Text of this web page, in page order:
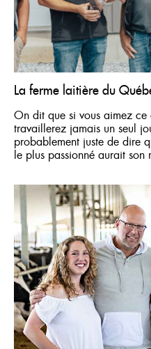
Où
Gestion du troupeau
Transition et vaches
Vaches en lactation
Veaux et génisses
La ferme laitière du
On dit que si vous aimez ce
travaillerez jamais un seul
probablement juste de dire
le plus passionné aurait son